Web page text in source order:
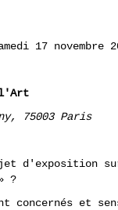
17 novembre
l'Art
75003 Paris
d'exposition
?
concernés et